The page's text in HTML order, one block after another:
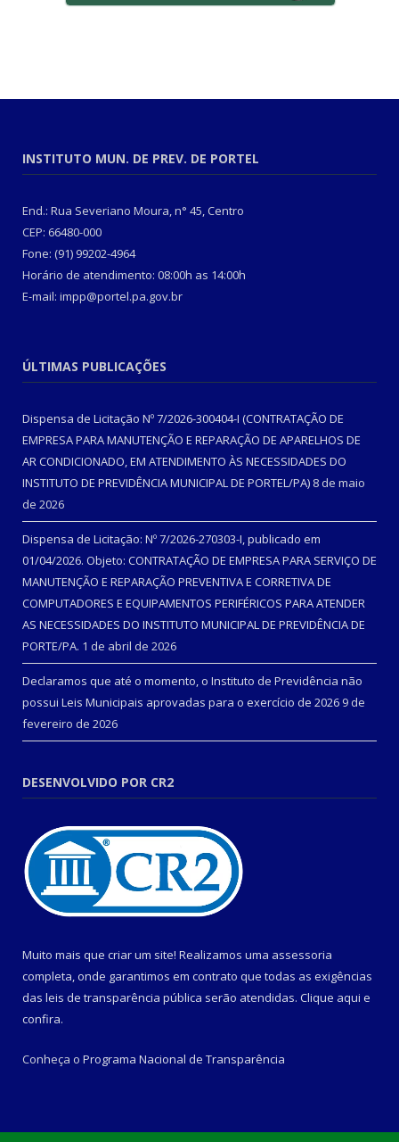
INSTITUTO MUN. DE PREV. DE PORTEL
End.: Rua Severiano Moura, n° 45, Centro
CEP: 66480-000
Fone: (91) 99202-4964
Horário de atendimento: 08:00h as 14:00h
E-mail: impp@portel.pa.gov.br
ÚLTIMAS PUBLICAÇÕES
Dispensa de Licitação Nº 7/2026-300404-I (CONTRATAÇÃO DE
EMPRESA PARA MANUTENÇÃO E REPARAÇÃO DE APARELHOS DE
AR CONDICIONADO, EM ATENDIMENTO ÀS NECESSIDADES DO
INSTITUTO DE PREVIDÊNCIA MUNICIPAL DE PORTEL/PA) 8 de maio
de 2026
Dispensa de Licitação: Nº 7/2026-270303-I, publicado em
01/04/2026. Objeto: CONTRATAÇÃO DE EMPRESA PARA SERVIÇO DE
MANUTENÇÃO E REPARAÇÃO PREVENTIVA E CORRETIVA DE
COMPUTADORES E EQUIPAMENTOS PERIFÉRICOS PARA ATENDER
AS NECESSIDADES DO INSTITUTO MUNICIPAL DE PREVIDÊNCIA DE
PORTE/PA. 1 de abril de 2026
Declaramos que até o momento, o Instituto de Previdência não
possui Leis Municipais aprovadas para o exercício de 2026 9 de
fevereiro de 2026
DESENVOLVIDO POR CR2
Muito mais que criar um site! Realizamos uma assessoria
completa, onde garantimos em contrato que todas as exigências
das leis de transparência pública serão atendidas. Clique aqui e
confira.
Conheça o Programa Nacional de Transparência